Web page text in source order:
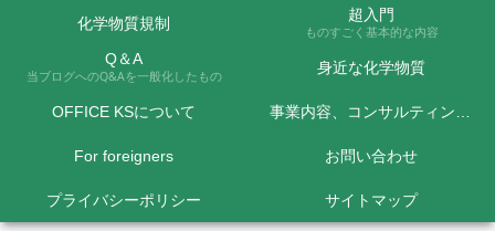
化学物質規制 超入門
ものすごく基本的な内容
Q＆A
当ブログへのQ&Aを一般化したもの 身近な化学物質
OFFICE KSについて 事業内容、コンサルティング料金など
For foreigners お問い合わせ
プライバシーポリシー サイトマップ